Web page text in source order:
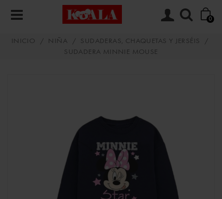
0
INICIO / NIÑA / SUDADERAS, CHAQUETAS Y JERSÉIS
/
SUDADERA MINNIE MOUSE